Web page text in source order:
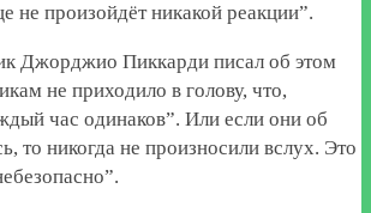
произойдёт никакой реакции”.
Джорджио Пиккарди писал об этом
не приходило в голову, что,
час одинаков”. Или если они об
то никогда не произносили вслух. Это